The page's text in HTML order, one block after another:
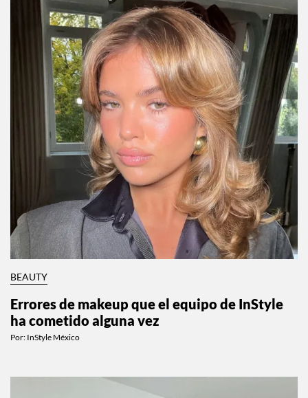
BEAUTY
Errores de makeup que el equipo de InStyle
ha cometido alguna vez
Por: InStyle México